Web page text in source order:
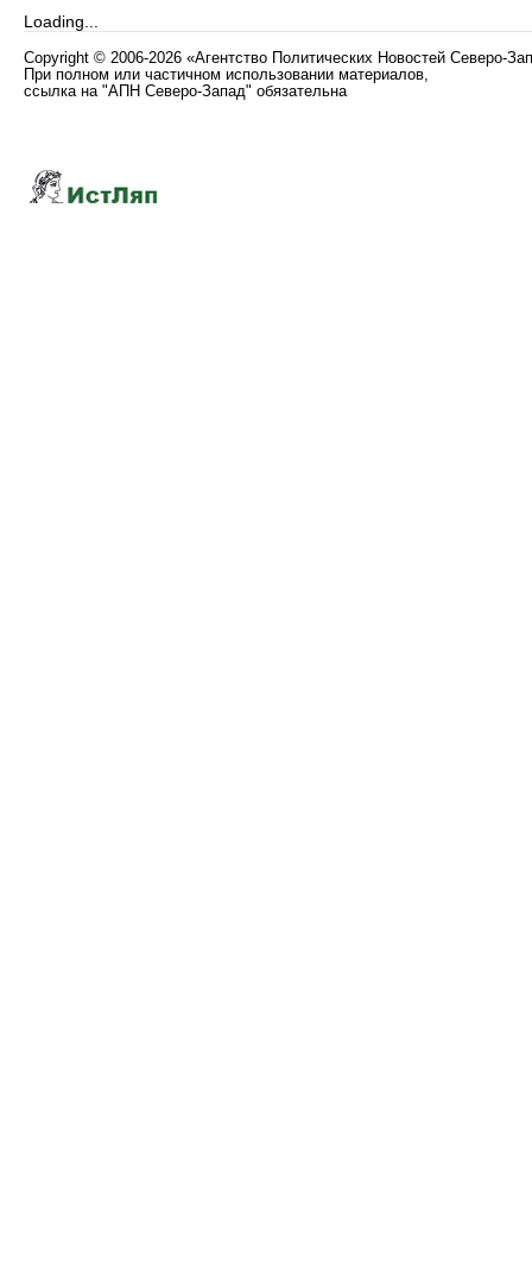
Loading...
Copyright © 2006-2026 «Агентство Политических Новостей Северо-
При полном или частичном использовании материалов,
ссылка на "АПН Северо-Запад" обязательна